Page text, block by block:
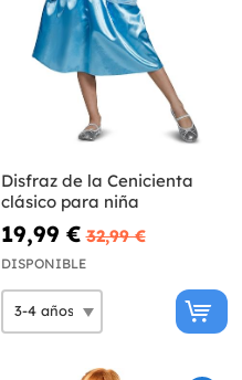
Disfraz de la Cenicienta
clásico para niña
19,99 € 32,99 €
DISPONIBLE